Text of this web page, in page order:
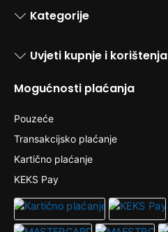
Kategorije
Uvjeti kupnje i korištenja
Mogućnosti plaćanja
Pouzeće
Transakcijsko plaćanje
Kartično plaćanje
KEKS Pay